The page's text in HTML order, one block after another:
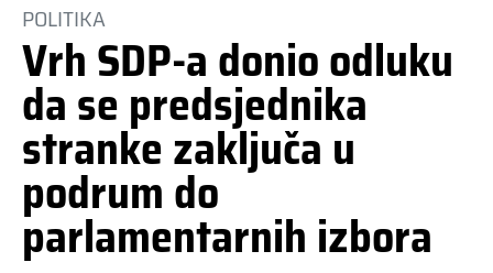
POLITIKA
Vrh SDP-a donio odluku
da se predsjednika
stranke zaključa u
podrum do
parlamentarnih izbora